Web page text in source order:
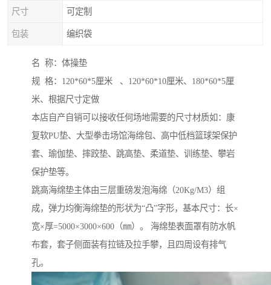
尺寸 可定制
包装 编织袋
名 称：体操垫
规 格：120*60*5厘米 、120*60*10厘米、180*60*5厘
米、根据尺寸定做
本店自产自销可以接收任何场地需要的尺寸材质如：康
复软PU垫、大型拳击场馆海绵包、高中低档篮球架保护
套、瑜伽垫、摔跤垫、跳高垫、柔道垫、训练垫、攀岩
保护垫等。
跳高海绵垫主体由三层重磅发泡海绵（20Kg/M3）组
成，弹力均衡海绵垫的形状为“凸”字形，基本尺寸：长×
宽×厚=5000×3000×600（㎜）。 海绵垫表面罩有防水帆
布套，套子侧面装有拉链及拉手攀，且四周设有排气
孔。